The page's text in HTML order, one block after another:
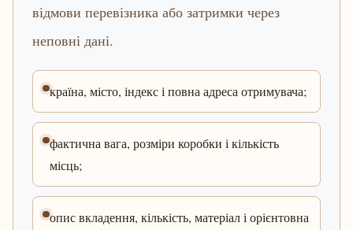
відмови перевізника або затримки через
неповні дані.
країна, місто, індекс і повна адреса отримувача;
фактична вага, розміри коробки і кількість
місць;
опис вкладення, кількість, матеріал і орієнтовна